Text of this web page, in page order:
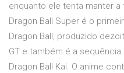
enquanto ele tenta manter a
Dragon Ball Super é o
Dragon Ball, produzido
GT e também é a
Dragon Ball Kai. O anime